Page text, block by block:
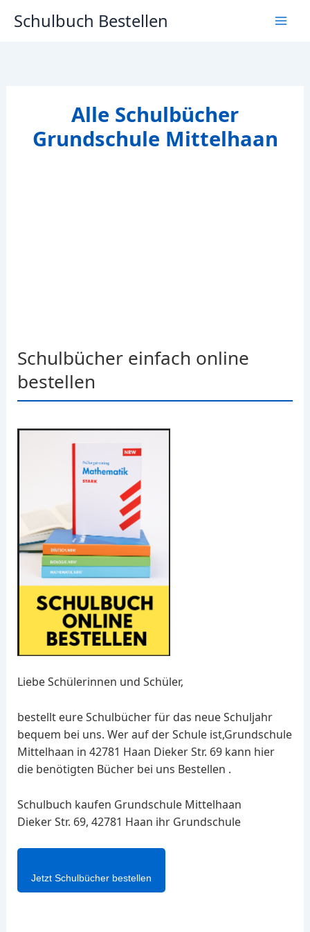
InhaltSchulbuch Bestellen
Alle Schulbücher
Grundschule Mittelhaan
Schulbücher einfach online
bestellen
Liebe Schülerinnen und Schüler,
bestellt eure Schulbücher für das neue Schuljahr
bequem bei uns. Wer auf der Schule ist,Grundschule
Mittelhaan in 42781 Haan Dieker Str. 69 kann hier
die benötigten Bücher bei uns Bestellen .
Schulbuch kaufen Grundschule Mittelhaan
Dieker Str. 69, 42781 Haan ihr Grundschule
Jetzt Schulbücher bestellen